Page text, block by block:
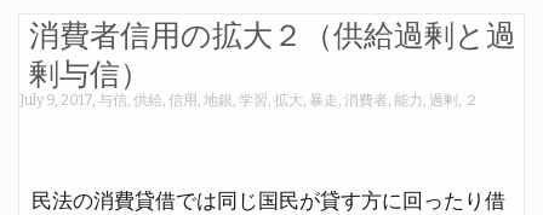
消費者信用の拡大２（供給過剰と過
剰与信）
July 9, 2017, 与信, 供給, 信用 , 地銀, 学習, 拡大, 暴走 , 消費者, 能力 , 過剰 , ２
民法の消費貸借では同じ国民が貸す方に回ったり借